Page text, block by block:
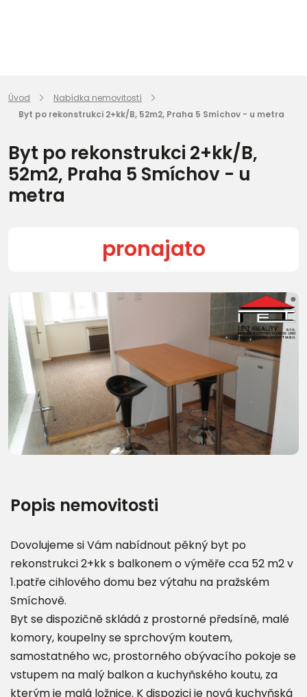
Úvod
Nabídka nemovitostí
Byt po rekonstrukci 2+kk/B, 52m2, Praha 5 Smíchov - u metra
Byt po rekonstrukci 2+kk/B,
52m2, Praha 5 Smíchov - u
metra
pronajato
Další fotografie (12)
Popis nemovitosti
Dovolujeme si Vám nabídnout pěkný byt po
rekonstrukci 2+kk s balkonem o výměře cca 52 m2 v
1.patře cihlového domu bez výtahu na pražském
Smíchově.
Byt se dispozičně skládá z prostorné předsíně, malé
komory, koupelny se sprchovým koutem,
samostatného wc, prostorného obývacího pokoje se
vstupem na malý balkon a kuchyňského koutu, za
kterým je malá ložnice. K dispozici je nová kuchyňská